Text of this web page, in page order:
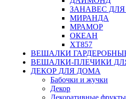
ЗАНАВЕС
МИРАНДА
МРАМОР
ОКЕАН
ХТ857
ВЕШАЛКИ
ВЕШАЛКИ-ПЛЕЧИКИ
ДЕКОР ДЛЯ ДОМА
Бабочки и жучки
Декор